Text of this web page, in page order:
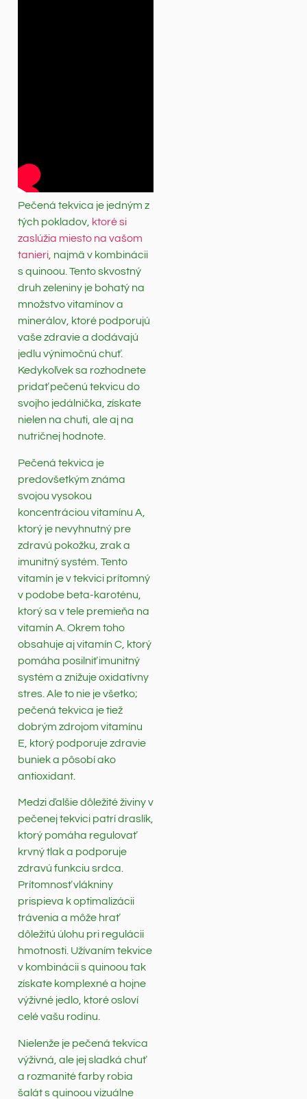
Pečená tekvica je jedným z
tých pokladov, ktoré si
zaslúžia miesto na vašom
tanieri, najmä v kombinácii
s quinoou. Tento skvostný
druh zeleniny je bohatý na
množstvo vitamínov a
minerálov, ktoré podporujú
vaše zdravie a dodávajú
jedlu výnimočnú chuť.
Kedykoľvek sa rozhodnete
pridať pečenú tekvicu do
svojho jedálnička, získate
nielen na chuti, ale aj na
nutričnej hodnote.
Pečená tekvica je
predovšetkým známa
svojou vysokou
koncentráciou vitamínu A,
ktorý je nevyhnutný pre
zdravú pokožku, zrak a
imunitný systém. Tento
vitamín je v tekvici prítomný
v podobe beta-karoténu,
ktorý sa v tele premieňa na
vitamín A. Okrem toho
obsahuje aj vitamín C, ktorý
pomáha posilniť imunitný
systém a znižuje oxidatívny
stres. Ale to nie je všetko;
pečená tekvica je tiež
dobrým zdrojom vitamínu
E, ktorý podporuje zdravie
buniek a pôsobí ako
antioxidant.
Medzi ďalšie dôležité živiny v
pečenej tekvici patrí draslík,
ktorý pomáha regulovať
krvný tlak a podporuje
zdravú funkciu srdca.
Prítomnosť vlákniny
prispieva k optimalizácii
trávenia a môže hrať
dôležitú úlohu pri regulácii
hmotnosti. Užívaním tekvice
v kombinácii s quinoou tak
získate komplexné a hojne
výživné jedlo, ktoré osloví
celé vašu rodinu.
Nielenže je pečená tekvica
výživná, ale jej sladká chuť
a rozmanité farby robia
šalát s quinoou vizuálne